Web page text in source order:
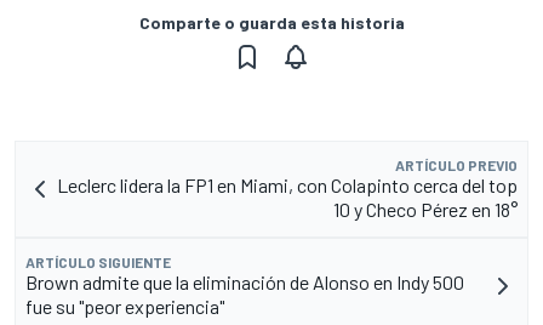
Comparte o guarda esta historia
ARTÍCULO PREVIO
Leclerc lidera la FP1 en Miami, con Colapinto cerca del top
10 y Checo Pérez en 18°
ARTÍCULO SIGUIENTE
Brown admite que la eliminación de Alonso en Indy 500
fue su "peor experiencia"